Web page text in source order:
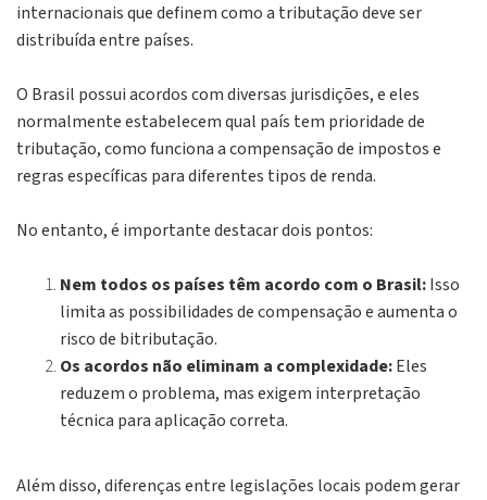
internacionais que definem como a tributação deve ser
distribuída entre países.
O Brasil possui acordos com diversas jurisdições, e eles
normalmente estabelecemqual país tem prioridade de
tributação, como funciona a compensação de impostos e
regras específicas para diferentes tipos de renda.
No entanto, é importante destacar dois pontos:
Nem todos os países têm acordo com o Brasil:Isso
limita as possibilidades de compensação e aumenta o
risco de bitributação.
Os acordos não eliminam a complexidade:Eles
reduzem o problema, mas exigem interpretação
técnica para aplicação correta.
Além disso, diferenças entre legislações locais podem gerar